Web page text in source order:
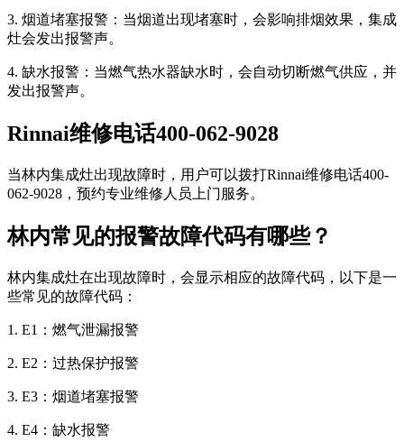
3. 烟道堵塞报警：当烟道出现堵塞时，会影响排烟效果，集成
灶会发出报警声。
4. 缺水报警：当燃气热水器缺水时，会自动切断燃气供应，并
发出报警声。
Rinnai维修电话400-062-9028
当林内集成灶出现故障时，用户可以拨打Rinnai维修电话400-
062-9028，预约专业维修人员上门服务。
林内常见的报警故障代码有哪些？
林内集成灶在出现故障时，会显示相应的故障代码，以下是一
些常见的故障代码：
1. E1：燃气泄漏报警
2. E2：过热保护报警
3. E3：烟道堵塞报警
4. E4：缺水报警